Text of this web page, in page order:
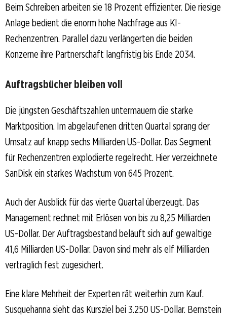
Beim Schreiben arbeiten sie 18 Prozent effizienter. Die riesige
Anlage bedient die enorm hohe Nachfrage aus KI-
Rechenzentren. Parallel dazu verlängerten die beiden
Konzerne ihre Partnerschaft langfristig bis Ende 2034.
Auftragsbücher bleiben voll
Die jüngsten Geschäftszahlen untermauern die starke
Marktposition. Im abgelaufenen dritten Quartal sprang der
Umsatz auf knapp sechs Milliarden US-Dollar. Das Segment
für Rechenzentren explodierte regelrecht. Hier verzeichnete
SanDisk ein starkes Wachstum von 645 Prozent.
Auch der Ausblick für das vierte Quartal überzeugt. Das
Management rechnet mit Erlösen von bis zu 8,25 Milliarden
US-Dollar. Der Auftragsbestand beläuft sich auf gewaltige
41,6 Milliarden US-Dollar. Davon sind mehr als elf Milliarden
vertraglich fest zugesichert.
Eine klare Mehrheit der Experten rät weiterhin zum Kauf.
Susquehanna sieht das Kursziel bei 3.250 US-Dollar. Bernstein